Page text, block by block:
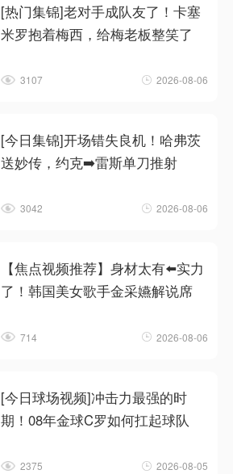
[热门集锦]老对手成队友了！卡塞
米罗抱着梅西，给梅老板整笑了
3107 2026-08-06
[今日集锦]开场错失良机！哈弗茨
送妙传，约克➡️雷斯单刀推射
3042 2026-08-06
【焦点视频推荐】身材太有⬅️实力
了！韩国美女歌手金采嬿解说席
714 2026-08-06
[今日球场视频]冲击力最强的时
期！08年金球C罗如何扛起球队
2375 2026-08-05